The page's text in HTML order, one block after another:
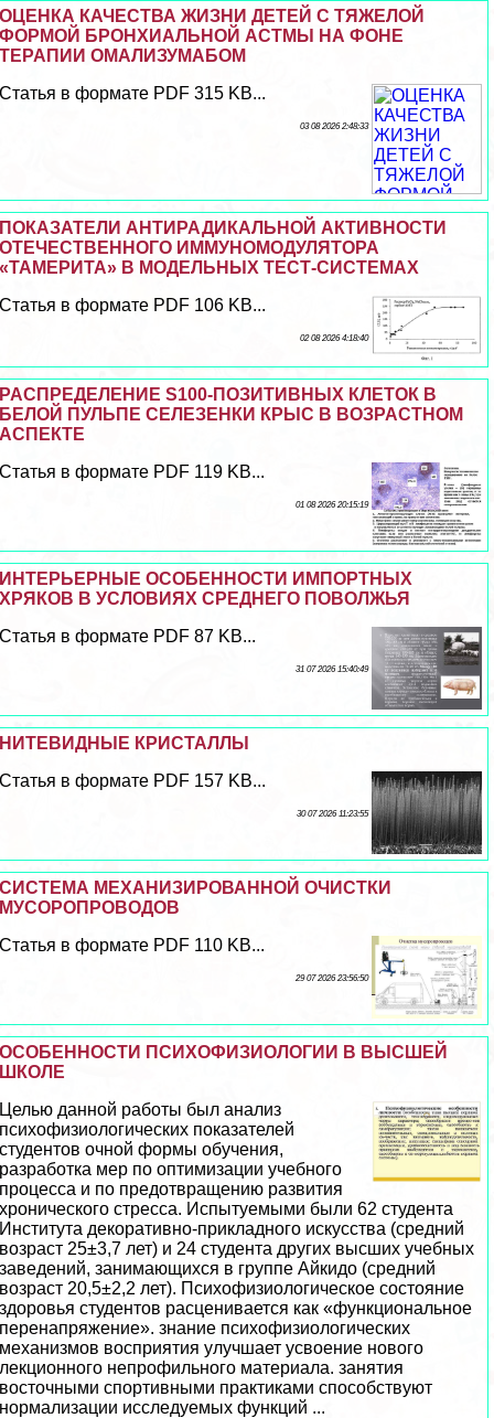
ОЦЕНКА КАЧЕСТВА ЖИЗНИ ДЕТЕЙ С ТЯЖЕЛОЙ
ФОРМОЙ БРОНХИАЛЬНОЙ АСТМЫ НА ФОНЕ
ТЕРАПИИ ОМАЛИЗУМАБОМ
Статья в формате PDF 315 KB...
03 08 2026 2:48:33
ПОКАЗАТЕЛИ АНТИРАДИКАЛЬНОЙ АКТИВНОСТИ
ОТЕЧЕСТВЕННОГО ИММУНОМОДУЛЯТОРА
«ТАМЕРИТА» В МОДЕЛЬНЫХ ТЕСТ-СИСТЕМАХ
Статья в формате PDF 106 KB...
02 08 2026 4:18:40
РАСПРЕДЕЛЕНИЕ S100-ПОЗИТИВНЫХ КЛЕТОК В
БЕЛОЙ ПУЛЬПЕ СЕЛЕЗЕНКИ КРЫС В ВОЗРАСТНОМ
АСПЕКТЕ
Статья в формате PDF 119 KB...
01 08 2026 20:15:19
ИНТЕРЬЕРНЫЕ ОСОБЕННОСТИ ИМПОРТНЫХ
ХРЯКОВ В УСЛОВИЯХ СРЕДНЕГО ПОВОЛЖЬЯ
Статья в формате PDF 87 KB...
31 07 2026 15:40:49
НИТЕВИДНЫЕ КРИСТАЛЛЫ
Статья в формате PDF 157 KB...
30 07 2026 11:23:55
СИСТЕМА МЕХАНИЗИРОВАННОЙ ОЧИСТКИ
МУСОРОПРОВОДОВ
Статья в формате PDF 110 KB...
29 07 2026 23:56:50
ОСОБЕННОСТИ ПСИХОФИЗИОЛОГИИ В ВЫСШЕЙ
ШКОЛЕ
Целью данной работы был анализ
психофизиологических показателей
студентов очной формы обучения,
разработка мер по оптимизации учебного
процесса и по предотвращению развития
хронического стресса. Испытуемыми были 62 студента
Института декоративно-прикладного искусства (средний
возраст 25±3,7 лет) и 24 студента других высших учебных
заведений, занимающихся в группе Айкидо (средний
возраст 20,5±2,2 лет). Психофизиологическое состояние
здоровья студентов расценивается как «функциональное
перенапряжение». знание психофизиологических
механизмов восприятия улучшает усвоение нового
лекционного непрофильного материала. занятия
восточными спортивными пpaктиками способствуют
нормализации исследуемых функций ...